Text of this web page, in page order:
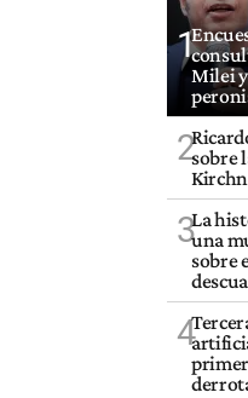
1
Milei y
2sobre
3La
una
sobre
4